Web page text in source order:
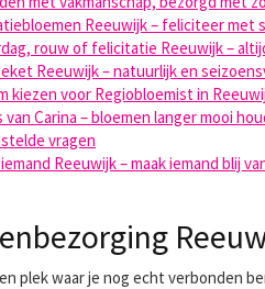
Reeuwijk – feliciteer met
rouw of felicitatie Reeuwijk –
Reeuwijk – natuurlijk en
kiezen voor Regiobloemist in
van Carina – bloemen langer mooi
vragen
Reeuwijk – maak iemand blij
plek waar je nog echt verbonden